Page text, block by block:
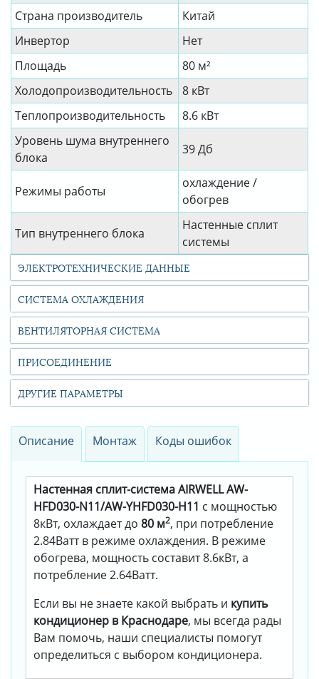
Страна производитель
Китай
Инвертор
Нет
Площадь
80 м²
Холодопроизводительность
8 кВт
Теплопроизводительность
8.6 кВт
Уровень шума внутреннего
блока
39 Дб
Режимы работы
охлаждение /
обогрев
Тип внутреннего блока
Настенные сплит
системы
ЭЛЕКТРОТЕХНИЧЕСКИЕ ДАННЫЕ
СИСТЕМА ОХЛАЖДЕНИЯ
ВЕНТИЛЯТОРНАЯ СИСТЕМА
ПРИСОЕДИНЕНИЕ
ДРУГИЕ ПАРАМЕТРЫ
Описание Монтаж Коды ошибок
Настенная сплит-система AIRWELL AW-
HFD030-N11/AW-YHFD030-H11 с мощностью
8кВт, охлаждает до 80 м2, при потребление
2.84Ватт в режиме охлаждения. В режиме
обогрева, мощность составит 8.6кВт, а
потребление 2.64Ватт.
Если вы не знаете какой выбрать и купить
кондиционер в Краснодаре, мы всегда рады
Вам помочь, наши специалисты помогут
определиться с выбором кондиционера.